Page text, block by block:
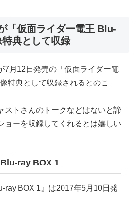
「仮面ライダー電王 Blu-
典として収録
7月12日発売の「仮面ライダー電
特典として収録されるとのこ
ストさんのトークなどはないと諦
ョーを収録してくれるとは嬉しい
ray BOX 1
ray BOX 1』は2017年5月10日発